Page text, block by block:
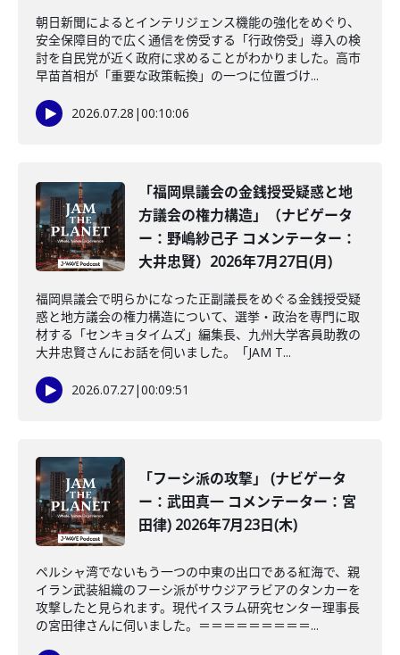
朝日新聞によるとインテリジェンス機能の強化をめぐり、
安全保障目的で広く通信を傍受する「行政傍受」導入の検
討を自民党が近く政府に求めることがわかりました。高市
早苗首相が「重要な政策転換」の一つに位置づけ...
2026.07.28 |00:10:06
「福岡県議会の金銭授受疑惑と地
方議会の権力構造」（ナビゲータ
ー：野嶋紗己子 コメンテーター：
大井忠賢）2026年7月27日(月)
福岡県議会で明らかになった正副議長をめぐる金銭授受疑
惑と地方議会の権力構造について、選挙・政治を専門に取
材する「センキョタイムズ」編集長、九州大学客員助教の
大井忠賢さんにお話を伺いました。「JAM T...
2026.07.27|00:09:51
「フーシ派の攻撃」 (ナビゲータ
ー：武田真一 コメンテーター：宮
田律) 2026年7月23日(木)
ペルシャ湾でないもう一つの中東の出口である紅海で、親
イラン武装組織のフーシ派がサウジアラビアのタンカーを
攻撃したと見られます。現代イスラム研究センター理事長
の宮田律さんに伺いました。＝＝＝＝＝＝＝＝＝...